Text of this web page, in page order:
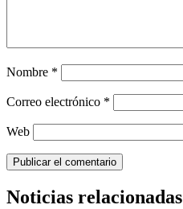
Nombre *
Correo electrónico *
Web
Noticias relacionadas